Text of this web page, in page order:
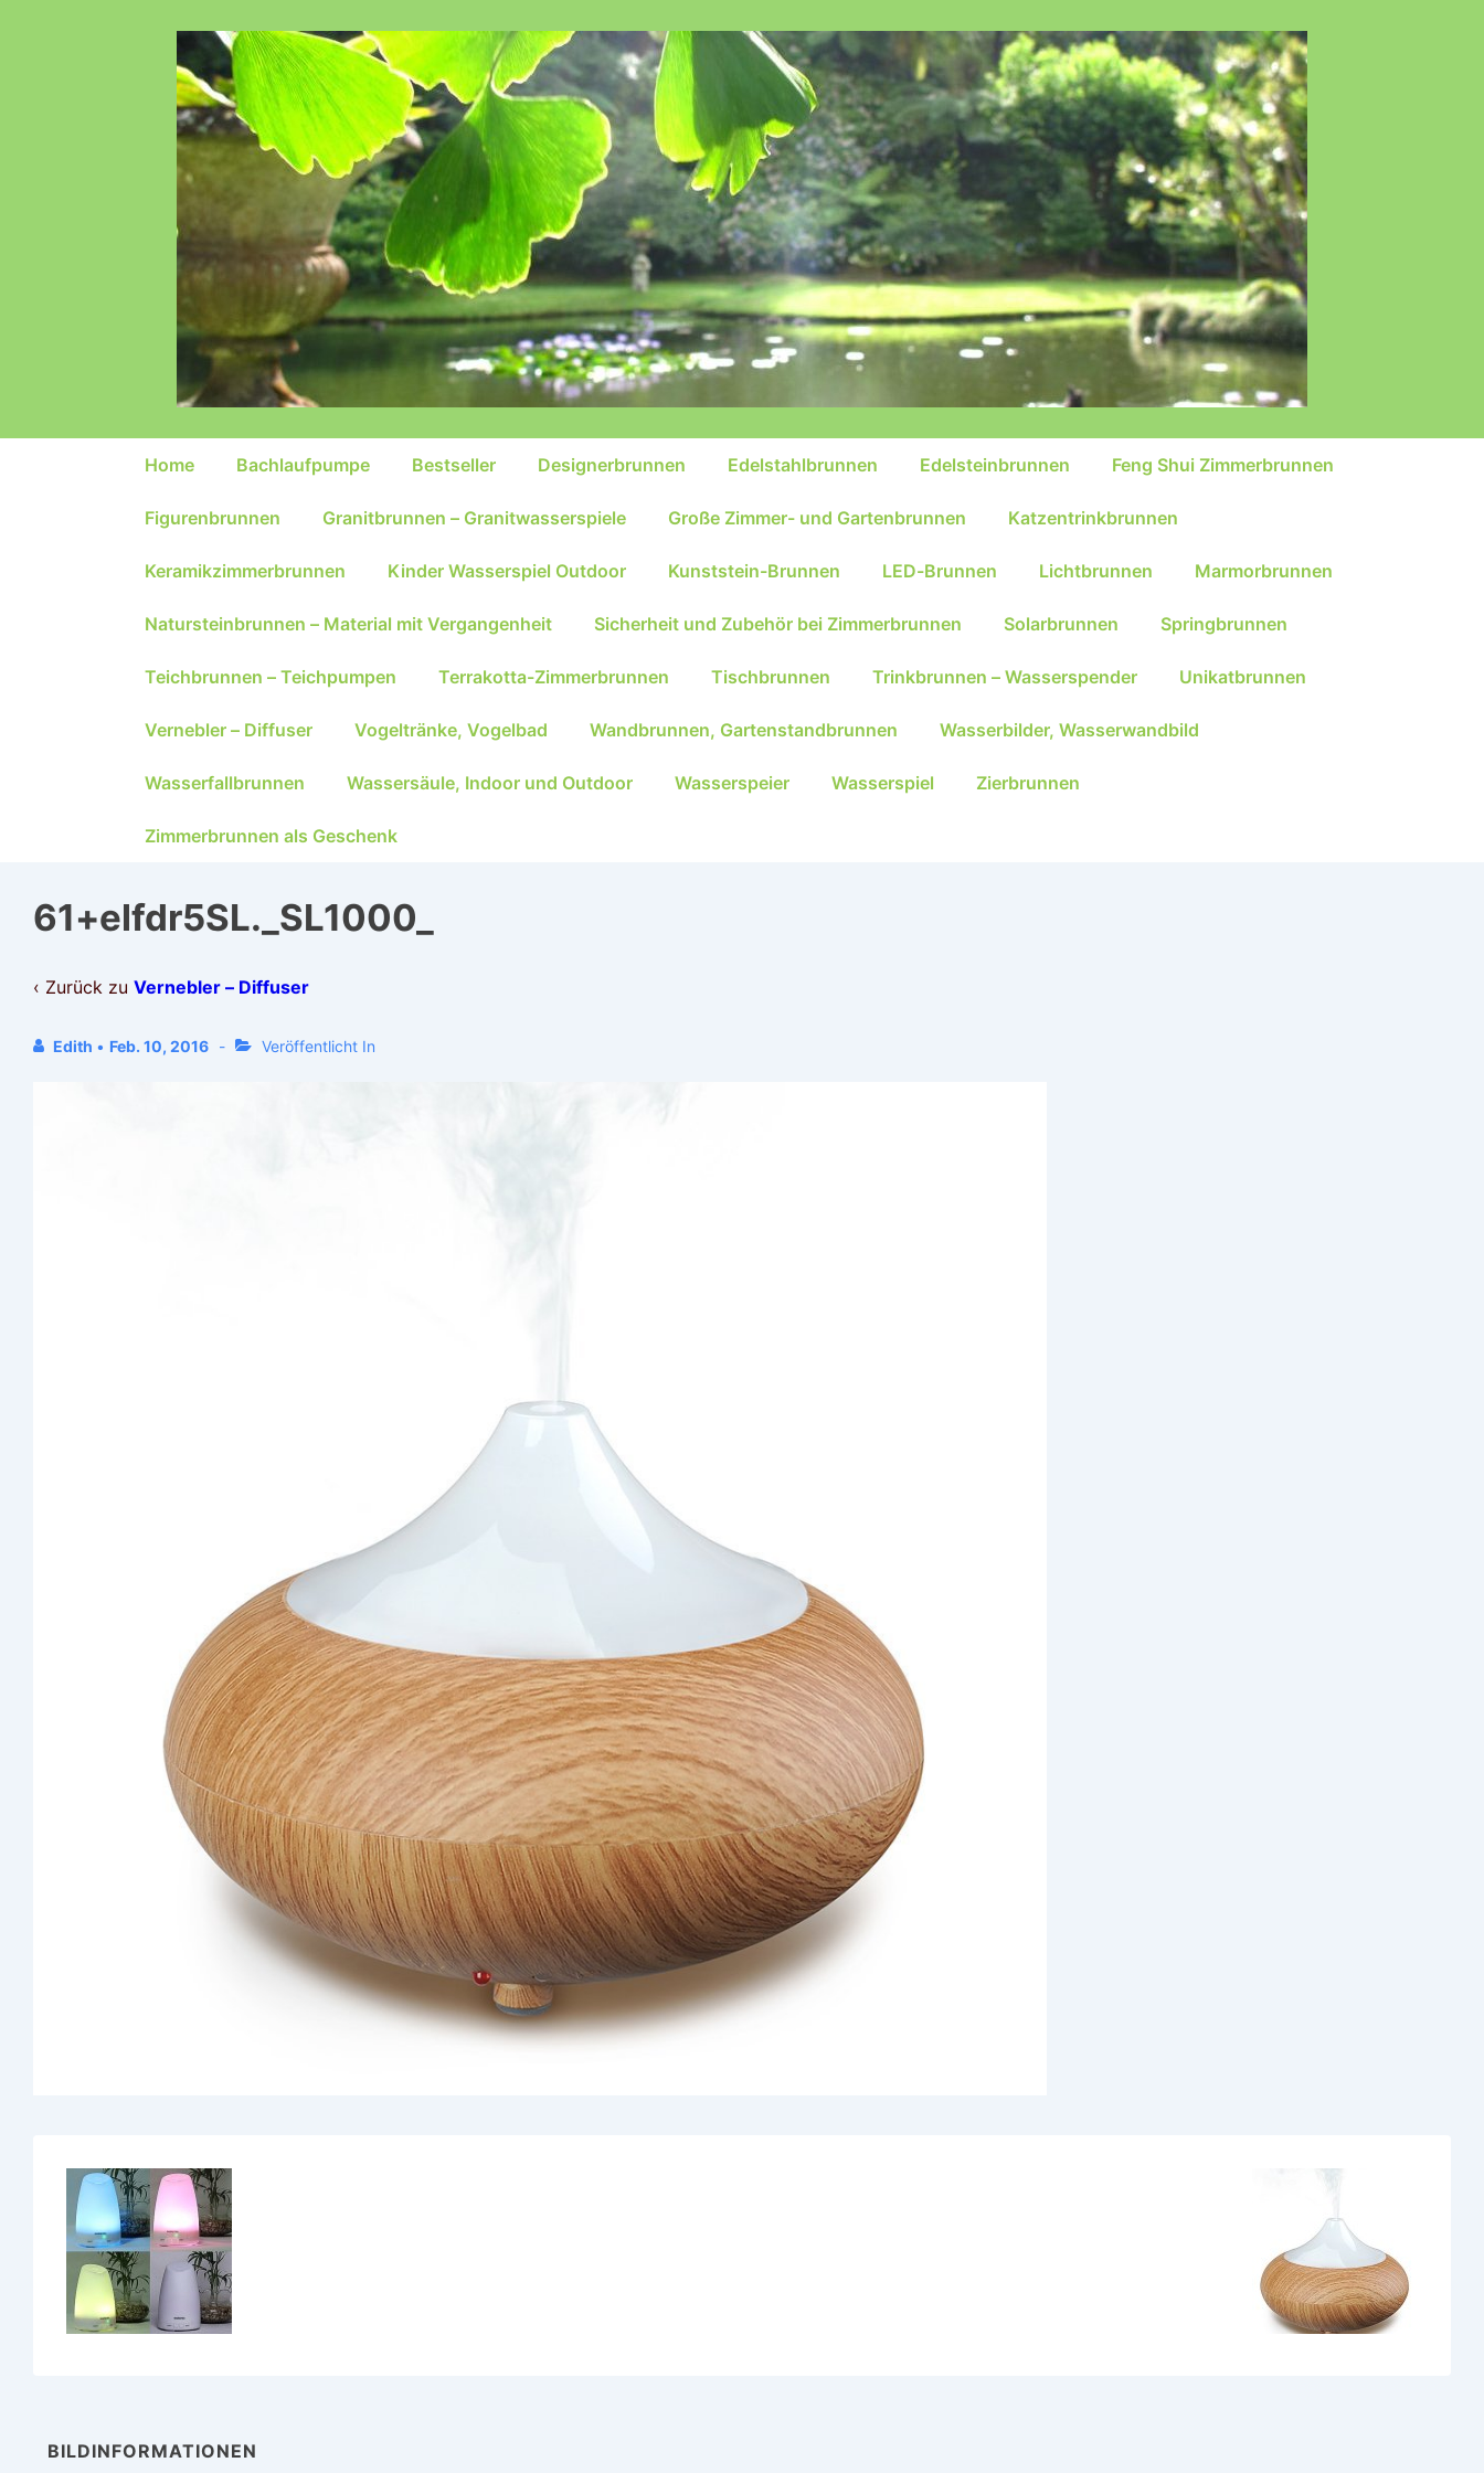
Hauptnavigation
Home Bachlaufpumpe Bestseller Designerbrunnen Edelstahlbrunnen Edelsteinbrunnen Feng Shui Zimmerbrunnen
Figurenbrunnen Granitbrunnen – Granitwasserspiele Große Zimmer- und Gartenbrunnen Katzentrinkbrunnen
Keramikzimmerbrunnen Kinder Wasserspiel Outdoor Kunststein-Brunnen LED-Brunnen Lichtbrunnen Marmorbrunnen
Natursteinbrunnen – Material mit Vergangenheit Sicherheit und Zubehör bei Zimmerbrunnen Solarbrunnen Springbrunnen
Teichbrunnen – Teichpumpen Terrakotta-Zimmerbrunnen Tischbrunnen Trinkbrunnen – Wasserspender Unikatbrunnen
Vernebler – Diffuser Vogeltränke, Vogelbad Wandbrunnen, Gartenstandbrunnen Wasserbilder, Wasserwandbild
Wasserfallbrunnen Wassersäule, Indoor und Outdoor Wasserspeier Wasserspiel Zierbrunnen
Zimmerbrunnen als Geschenk
61+elfdr5SL._SL1000_
‹ Zurück zu Vernebler – Diffuser
Edith • Feb. 10, 2016 Veröffentlicht In
BILDINFORMATIONEN